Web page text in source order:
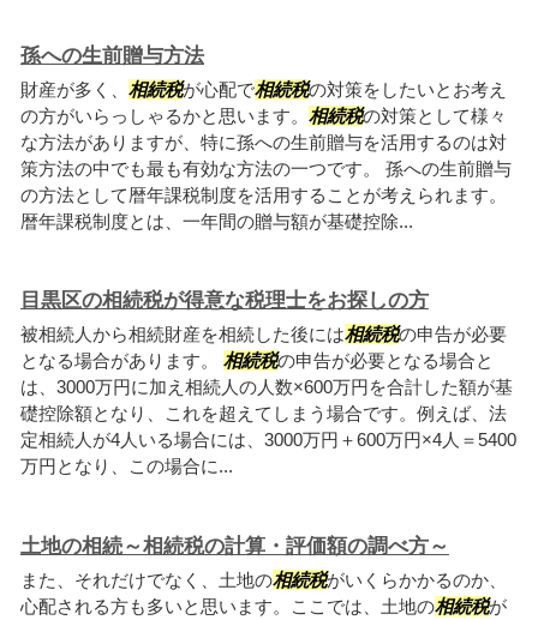
孫への生前贈与方法
財産が多く、 相続税が心配で相続税の対策をしたいとお考え
の方がいらっしゃるかと思います。 相続税の対策として様々
な方法がありますが、特に孫への生前贈与を活用するのは対
策方法の中でも最も有効な方法の一つです。 孫への生前贈与
の方法として暦年課税制度を活用することが考えられます。
暦年課税制度とは、一年間の贈与額が基礎控除...
目黒区の相続税が得意な税理士をお探しの方
被相続人から相続財産を相続した後には相続税の申告が必要
となる場合があります。 相続税の申告が必要となる場合と
は、3000万円に加え相続人の人数×600万円を合計した額が基
礎控除額となり、これを超えてしまう場合です。例えば、法
定相続人が4人いる場合には、3000万円＋600万円×4人＝5400
万円となり、この場合に...
土地の相続～相続税の計算・評価額の調べ方～
また、それだけでなく、土地の相続税がいくらかかるのか、
心配される方も多いと思います。ここでは、土地の相続税が